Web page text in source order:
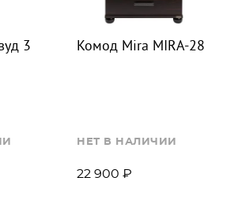
3
Комод Mira MIRA-28
НЕТ В НАЛИЧИИ
22 900 ₽